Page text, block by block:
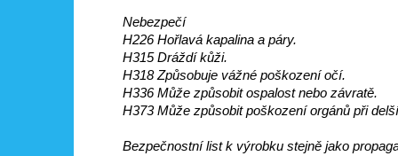
Nebezpečí
H226 Hořlavá kapalina a páry.
H315 Dráždí kůži.
H318 Způsobuje vážné poškození očí.
H336 Může způsobit ospalost nebo závratě.
H373 Může způsobit poškození orgánů při
Bezpečnostní list k výrobku stejně jako